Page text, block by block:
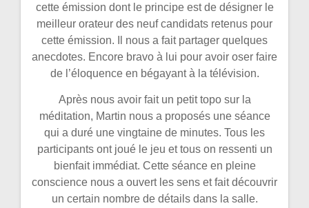
cette émission dont le principe est de désigner le
meilleur orateur des neuf candidats retenus pour
cette émission. Il nous a fait partager quelques
anecdotes. Encore bravo à lui pour avoir oser faire
de l’éloquence en bégayant à la télévision.
Après nous avoir fait un petit topo sur la
méditation, Martin nous a proposés une séance
qui a duré une vingtaine de minutes. Tous les
participants ont joué le jeu et tous on ressenti un
bienfait immédiat. Cette séance en pleine
conscience nous a ouvert les sens et fait découvrir
un certain nombre de détails dans la salle.